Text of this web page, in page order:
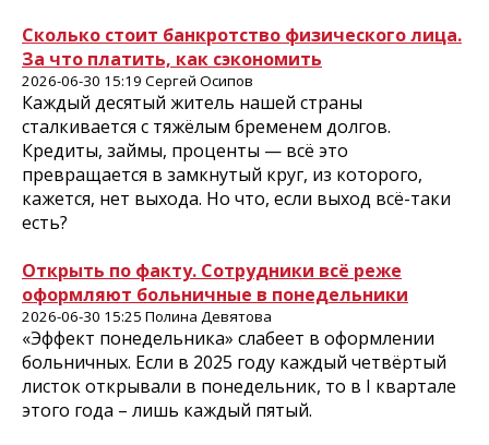
Сколько стоит банкротство физического лица.
За что платить, как сэкономить
2026-06-30 15:19 Сергей Осипов
Каждый десятый житель нашей страны
сталкивается с тяжёлым бременем долгов.
Кредиты, займы, проценты — всё это
превращается в замкнутый круг, из которого,
кажется, нет выхода. Но что, если выход всё-таки
есть?
Открыть по факту. Сотрудники всё реже
оформляют больничные в понедельники
2026-06-30 15:25 Полина Девятова
«Эффект понедельника» слабеет в оформлении
больничных. Если в 2025 году каждый четвёртый
листок открывали в понедельник, то в I квартале
этого года – лишь каждый пятый.